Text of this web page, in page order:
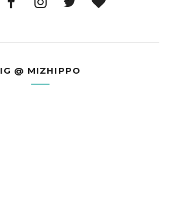
IG @ MIZHIPPO